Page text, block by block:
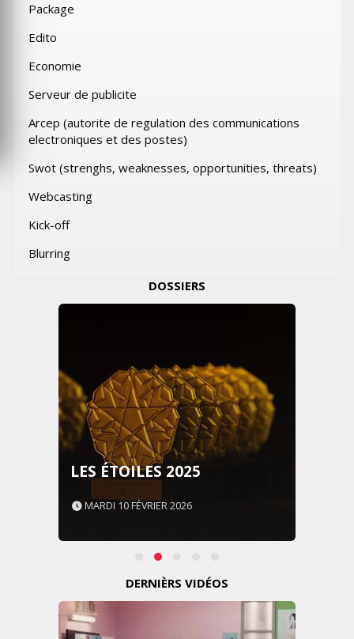
Package
Edito
Economie
Serveur de publicite
Arcep (autorite de regulation des communications
electroniques et des postes)
Swot (strenghs, weaknesses, opportunities, threats)
Webcasting
Kick-off
Blurring
DOSSIERS
LES ÉTOILES 2025
MARDI 10 FÉVRIER 2026
DERNIÈRS VIDÉOS